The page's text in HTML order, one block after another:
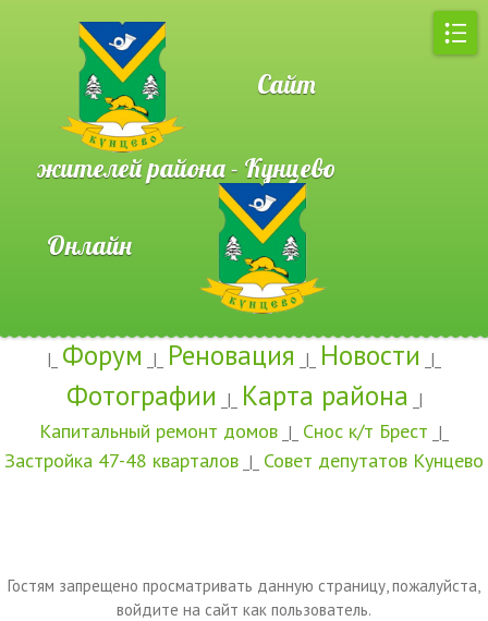
Сайт
жителей района - Кунцево
Онлайн
|_ Форум _|_ Реновация _|_ Новости _|_
Фотографии _|_ Карта района _|
Капитальный ремонт домов _|_ Снос к/т Брест _|_
Застройка 47-48 кварталов _|_ Совет депутатов Кунцево
Гостям запрещено просматривать данную страницу, пожалуйста,
войдите на сайт как пользователь.